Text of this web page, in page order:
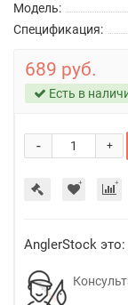
Модель:
Спецификация:
689 руб.
Есть в
+
-
AnglerStock это: